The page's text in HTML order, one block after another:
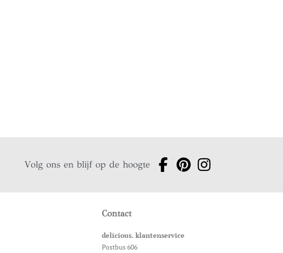
Volg ons en blijf op de hoogte
Contact
delicious. klantenservice
Postbus 606